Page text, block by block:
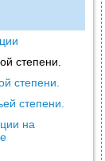
степени.
степени.
степени.
на